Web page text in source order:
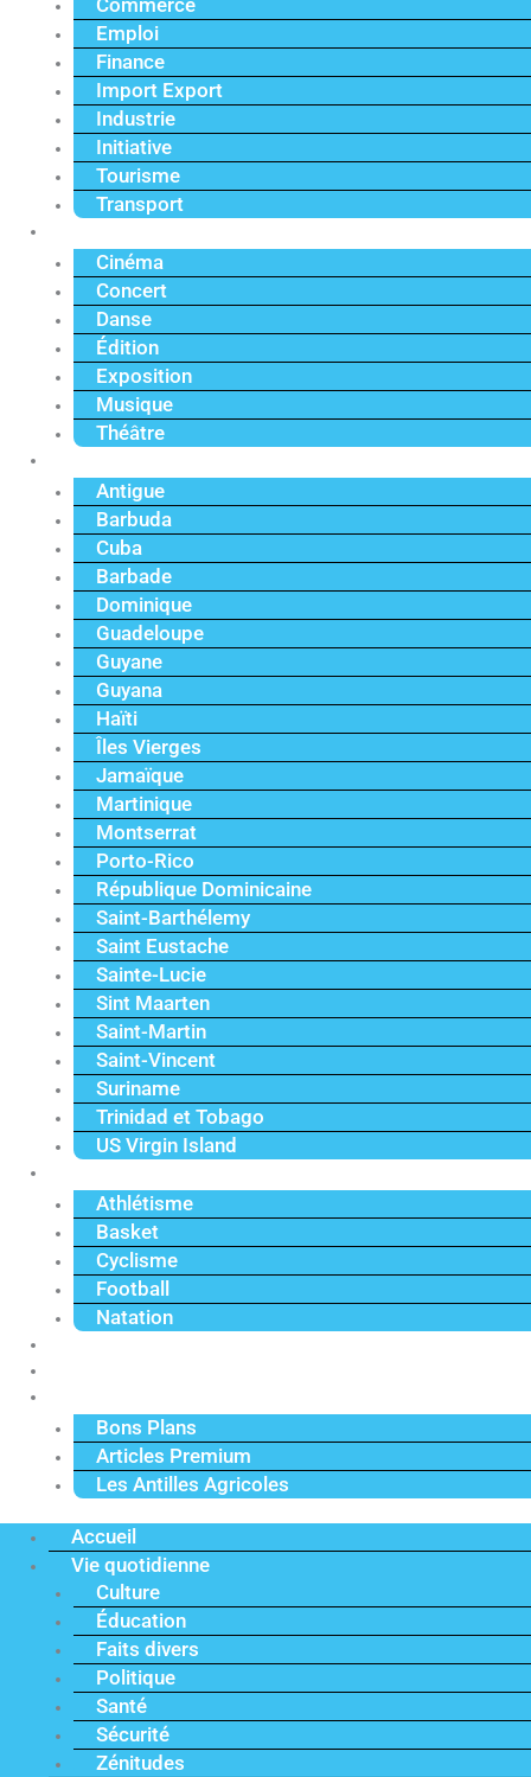
Commerce
Emploi
Finance
Import Export
Industrie
Initiative
Tourisme
Transport
Cinéma
Concert
Danse
Édition
Exposition
Musique
Théâtre
Antigue
Barbuda
Cuba
Barbade
Dominique
Guadeloupe
Guyane
Guyana
Haïti
Îles Vierges
Jamaïque
Martinique
Montserrat
Porto-Rico
République Dominicaine
Saint-Barthélemy
Saint Eustache
Sainte-Lucie
Sint Maarten
Saint-Martin
Saint-Vincent
Suriname
Trinidad et Tobago
US Virgin Island
Athlétisme
Basket
Cyclisme
Football
Natation
Bons Plans
Articles Premium
Les Antilles Agricoles
Accueil
Vie quotidienne
Culture
Éducation
Faits divers
Politique
Santé
Sécurité
Zénitudes